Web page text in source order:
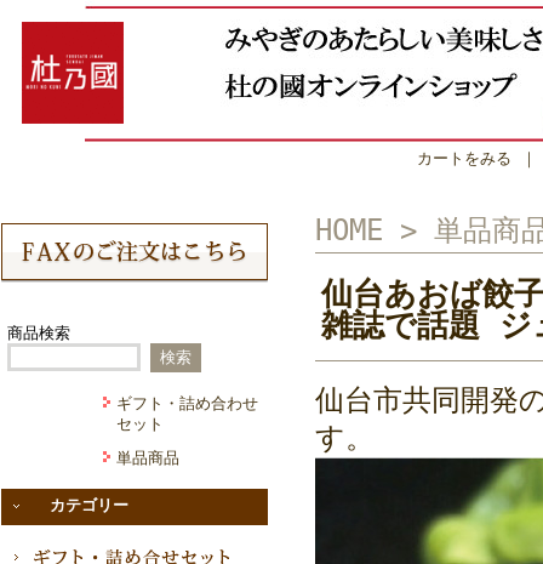
カートをみる
商品検索
ギフト・詰め合わせ
セット
単品商品
カテゴリー
HOME > 単品商
仙台あおば餃
雑誌で話題 ジ
仙台市共同開発
す。